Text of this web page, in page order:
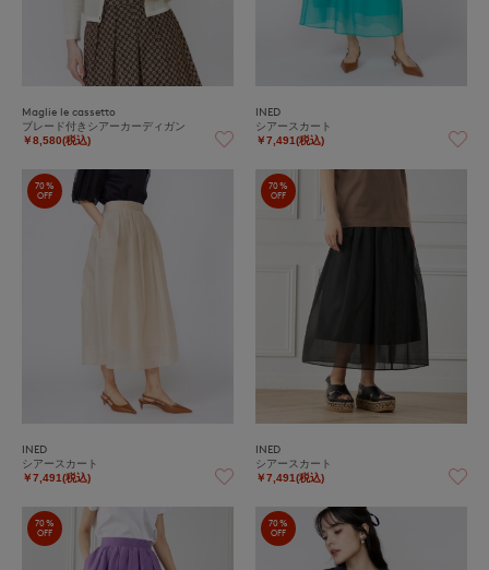
Maglie le cassetto
ブレード付きシアーカーディガン
￥8,580(税込)
INED
シアースカート
￥7,491(税込)
70%
OFF
INED
シアースカート
￥7,491(税込)
70%
OFF
INED
シアースカート
￥7,491(税込)
70%
OFF
70%
OFF